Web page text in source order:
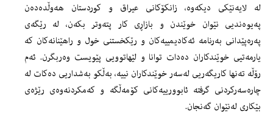
لە لایەنێکی دیکەوە، زانکۆکانی عیراق و کوردستان هەوڵدەدەن
پەیوەندیی نێوان خوێندن و بازاڕی کار پتەوتر بکەن، لە رێگەی
پەرەپێدانی بەرنامە ئەکادیمییەکان و رێکخستنی خول و راهێنانەکان کە
یارمەتیی خوێندکاران دەدات توانا و لێهاتوویی پێویست وەربگرن. ئەم
رۆڵە تەنها کاریگەریی لەسەر خوێندکاران نییە، بەڵکو بەشداریی دەکات لە
چارەسەرکردنی گرفتە ئابوورییەکانی کۆمەڵگە و کەمکردنەوەی رێژەی
بێکاری لەنێوان گەنجان.